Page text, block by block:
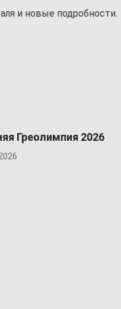
и новые подробности.
Греолимпия 2026